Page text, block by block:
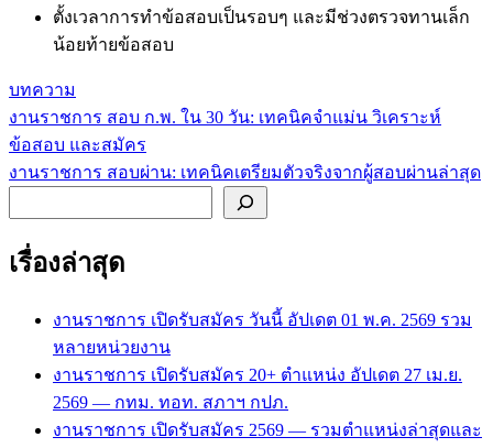
ตั้งเวลาการทำข้อสอบเป็นรอบๆ และมีช่วงตรวจทานเล็ก
น้อยท้ายข้อสอบ
บทความ
แนะแนว
เรื่อง
งานราชการ สอบ ก.พ. ใน 30 วัน: เทคนิคจำแม่น วิเคราะห์
ข้อสอบ และสมัคร
งานราชการ สอบผ่าน: เทคนิคเตรียมตัวจริงจากผู้สอบผ่านล่าสุด
เรื่องล่าสุด
งานราชการ เปิดรับสมัคร วันนี้ อัปเดต 01 พ.ค. 2569 รวม
หลายหน่วยงาน
งานราชการ เปิดรับสมัคร 20+ ตำแหน่ง อัปเดต 27 เม.ย.
2569 — กทม. ทอท. สภาฯ กปภ.
งานราชการ เปิดรับสมัคร 2569 — รวมตำแหน่งล่าสุดและ